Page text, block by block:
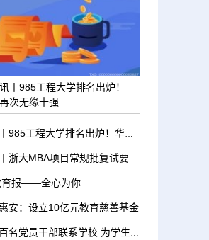
丨985工程大学排名出炉！
次无缘十强
世界观速讯丨985工程大学排名出炉！华中科大再次无缘十强
环球最资讯丨浙大MBA项目常规批复试要多少分才能录取？
育报——全心为你
安：设立10亿元教育慈善基金
湖南江华：百名党员干部联系学校 为学生上“思政课”